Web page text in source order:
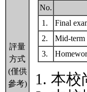
評量
方式
(僅供
參考)
No.
1.
Final
2.
Mid-term
3.
本校